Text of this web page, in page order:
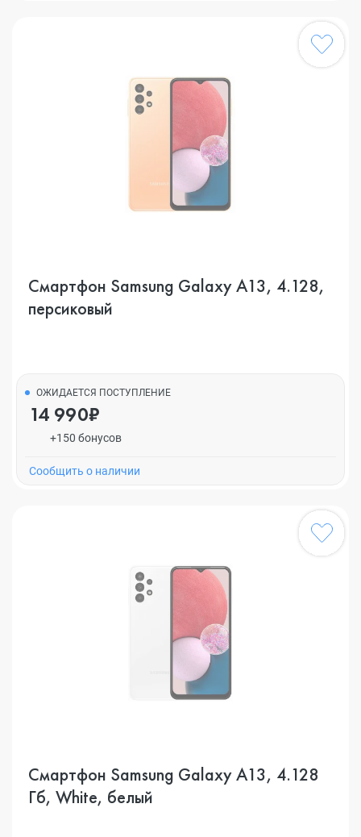
Смартфон Samsung Galaxy A13, 4.128,
персиковый
ОЖИДАЕТСЯ ПОСТУПЛЕНИЕ
14 990₽
+150 бонусов
Cообщить о наличии
Смартфон Samsung Galaxy A13, 4.128
Гб, White, белый